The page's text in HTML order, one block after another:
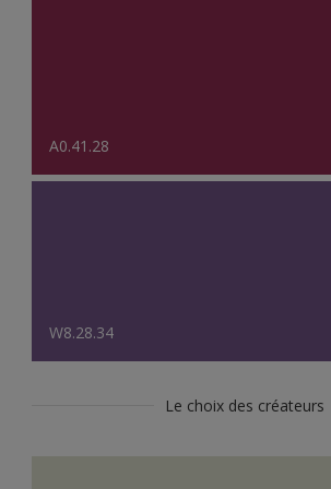
A0.41.28
W8.28.34
Le choix des créateurs